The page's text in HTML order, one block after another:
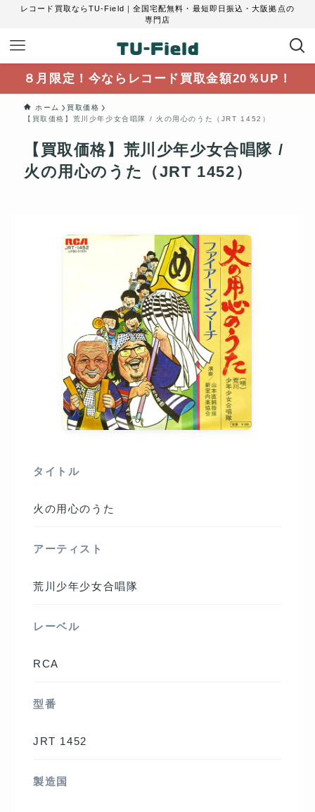
レコード買取ならTU-Field｜全国宅配無料・最短即日振込・大阪拠点の
専門店
８月限定！今ならレコード買取金額20％UP！
ホーム
買取価格
【買取価格】荒川少年少女合唱隊 / 火の用心のうた（JRT 1452）
【買取価格】荒川少年少女合唱隊 /
火の用心のうた（JRT 1452）
タイトル
火の用心のうた
アーティスト
荒川少年少女合唱隊
レーベル
RCA
型番
JRT 1452
製造国